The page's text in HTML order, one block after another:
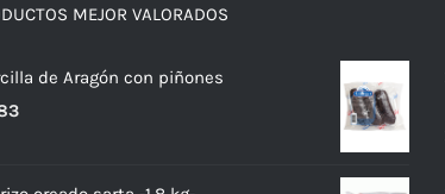
MEJOR VALORADOS
de Aragón con piñones